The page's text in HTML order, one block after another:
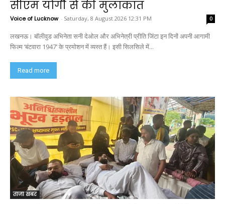
सीएम योगी से की मुलाकात
Voice of Lucknow - Saturday, 8 August 2026 12:31 PM 0
लखनऊ। बॉलीवुड अभिनेता सनी देओल और अभिनेत्री प्रीति जिंटा इन दिनों अपनी आगामी
फिल्म ‘बंटवारा 1947’ के प्रमोशन में व्यस्त हैं। इसी सिलसिले में...
Read more
ताजा खबर